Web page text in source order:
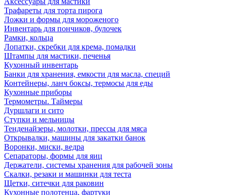
Трафареты для торта пирога
Ложки и формы для мороженого
Инвентарь для пончиков, булочек
Рамки, кольца
Лопатки, скребки для крема, помадки
Штампы для мастики, печенья
Кухонный инвентарь
Банки для хранения, емкости для масла, специй
Контейнеры, ланч боксы, термосы для еды
Кухонные приборы
Термометры. Таймеры
Дуршлаги и сито
Ступки и мельницы
Тенденайзеры, молотки, прессы для мяса
Открывалки, машины для закатки банок
Воронки, миски, ведра
Сепараторы, формы для яиц
Держатели, системы хранения для рабочей зоны
Скалки, резаки и машинки для теста
Щетки, ситечки для раковин
Кухонные полотенца, фартуки